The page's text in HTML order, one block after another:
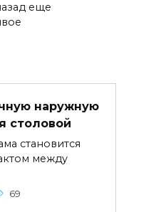
еще
наружную
столовой
становится
между
69